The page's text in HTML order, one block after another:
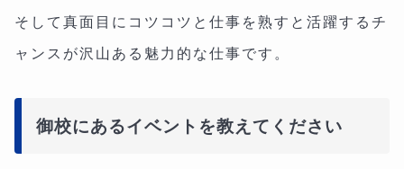
そして真面目にコツコツと仕事を熟すと活躍するチ
ャンスが沢山ある魅力的な仕事です。
御校にあるイベントを教えてください